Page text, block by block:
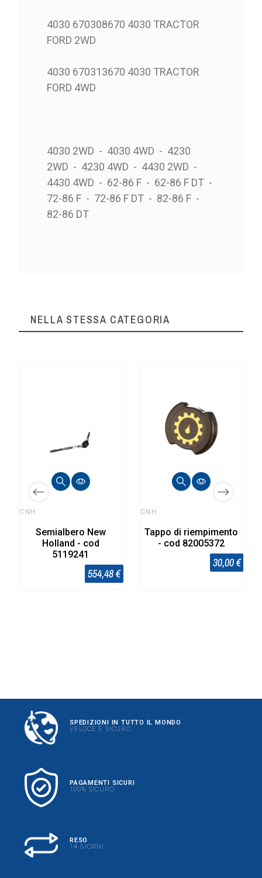
4030 670308670 4030 TRACTOR
FORD 2WD
4030 670313670 4030 TRACTOR
FORD 4WD
4030 2WD - 4030 4WD - 4230
2WD - 4230 4WD - 4430 2WD -
4430 4WD - 62-86 F - 62-86 F DT -
72-86 F - 72-86 F DT - 82-86 F -
82-86 DT
NELLA STESSA CATEGORIA
CNH
Semialbero New
Holland - cod
5119241
554,48 €
CNH
Tappo di riempimento
- cod 82005372
30,00 €
SPEDIZIONI IN TUTTO IL MONDO
VELOCE E SICURO
PAGAMENTI SICURI
100% SICURO
RESO
14 GIORNI